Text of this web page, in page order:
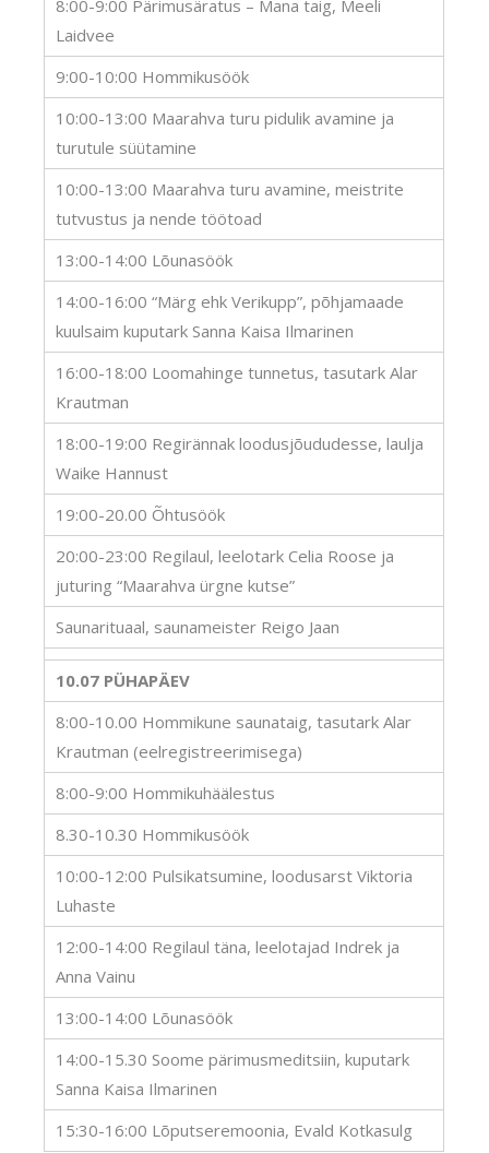
8:00-9:00 Pärimusäratus – Mana taig, Meeli
Laidvee
9:00-10:00 Hommikusöök
10:00-13:00 Maarahva turu pidulik avamine ja
turutule süütamine
10:00-13:00 Maarahva turu avamine, meistrite
tutvustus ja nende töötoad
13:00-14:00 Lõunasöök
14:00-16:00 “Märg ehk Verikupp”, põhjamaade
kuulsaim kuputark Sanna Kaisa Ilmarinen
16:00-18:00 Loomahinge tunnetus, tasutark Alar
Krautman
18:00-19:00 Regirännak loodusjõududesse, laulja
Waike Hannust
19:00-20.00 Õhtusöök
20:00-23:00 Regilaul, leelotark Celia Roose ja
juturing “Maarahva ürgne kutse”
Saunarituaal, saunameister Reigo Jaan
10.07 PÜHAPÄEV
8:00-10.00 Hommikune saunataig, tasutark Alar
Krautman (eelregistreerimisega)
8:00-9:00 Hommikuhäälestus
8.30-10.30 Hommikusöök
10:00-12:00 Pulsikatsumine, loodusarst Viktoria
Luhaste
12:00-14:00 Regilaul täna, leelotajad Indrek ja
Anna Vainu
13:00-14:00 Lõunasöök
14:00-15.30 Soome pärimusmeditsiin, kuputark
Sanna Kaisa Ilmarinen
15:30-16:00 Lõputseremoonia, Evald Kotkasulg